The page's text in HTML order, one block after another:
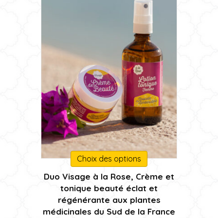
page
du
produit
Choix des options
Ce
produit
a
plusieurs
variations.
Les
Duo Visage à la Rose, Crème et
tonique beauté éclat et
régénérante aux plantes
médicinales du Sud de la France